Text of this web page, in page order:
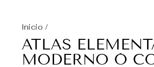
Inicio /
ATLAS
MODERNO Ó